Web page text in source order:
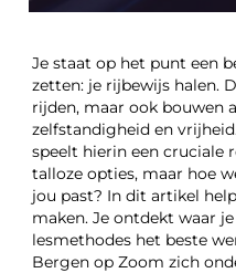
Je staat op het punt een
zetten: je rijbewijs halen.
rijden, maar ook bouwen
zelfstandigheid en
speelt hierin een cruciale
talloze opties, maar hoe
jou past? In dit artikel
maken. Je ontdekt waar
lesmethodes het beste
Bergen op Zoom zich